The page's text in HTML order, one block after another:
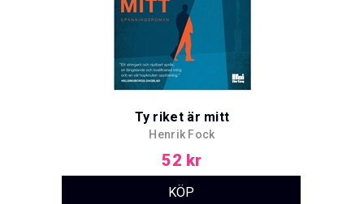
Ty riket är mitt
Henrik Fock
52 kr